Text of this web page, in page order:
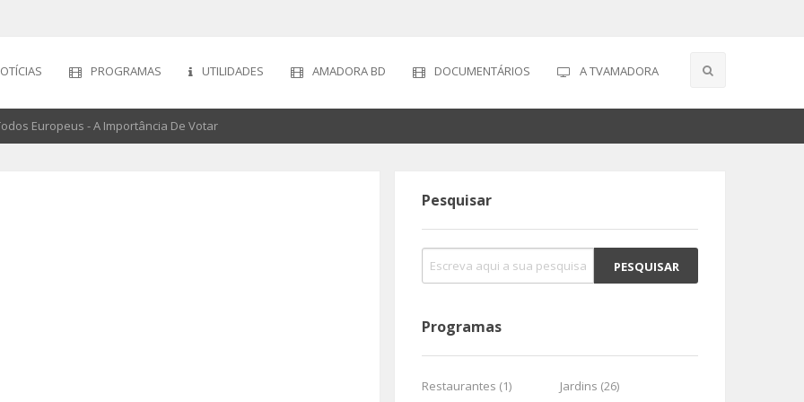
PROGRAMAS UTILIDADES AMADORA BD DOCUMENTÁRIOS A TVAMADORA
Europeus - A Importância De Votar
Pesquisar
Programas
Restaurantes (1)
Jardins (26)